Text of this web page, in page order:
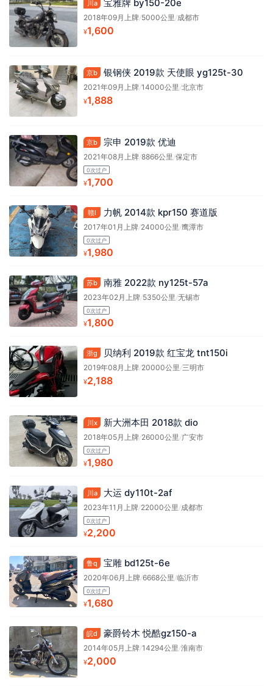
川a 宝雅牌 by150-20e
2018年09月上牌/5000公里/成都市
¥1,600
京b 银钢侠 2019款 天使眼 yg125t-30
2021年09月上牌/14000公里/北京市
¥1,888
京b 宗申 2019款 优迪
2021年08月上牌/8866公里/保定市
0次过户
¥1,700
赣l 力帆 2014款 kpr150 赛道版
2017年01月上牌/24000公里/鹰潭市
0次过户
¥1,980
苏b 南雅 2022款 ny125t-57a
2023年02月上牌/5350公里/无锡市
0次过户
¥1,800
浙g 贝纳利 2019款 红宝龙 tnt150i
2019年08月上牌/20000公里/三明市
¥2,188
川x 新大洲本田 2018款 dio
2018年05月上牌/26000公里/广安市
0次过户
¥1,980
川a 大运 dy110t-2af
2023年11月上牌/22000公里 /成都市
0次过户
¥2,200
鲁q 宝雕 bd125t-6e
2020年06月上牌/6668公里 /临沂市
0次过户
¥1,680
皖d 豪爵铃木 悦酷gz150-a
2014年05月上牌/14294公里 /淮南市
¥2,000